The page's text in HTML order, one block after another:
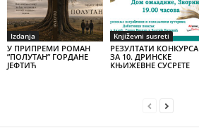
Izdanja
У ПРИПРЕМИ РОМАН
”ПОЛУТАН” ГОРДАНЕ
ЈЕФТИЋ
Književni susreti
РЕЗУЛТАТИ КОНКУРСА
ЗА 10. ДРИНСКЕ
КЊИЖЕВНЕ СУСРЕТЕ